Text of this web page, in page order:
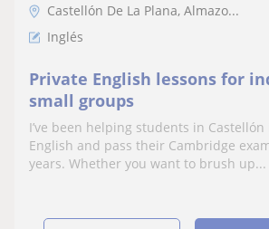
Castellón De La Plana, Almazo...
Inglés
Private English lessons for
small groups
I’ve been helping students in
English and pass their Cambridge
years. Whether you want to brush up...